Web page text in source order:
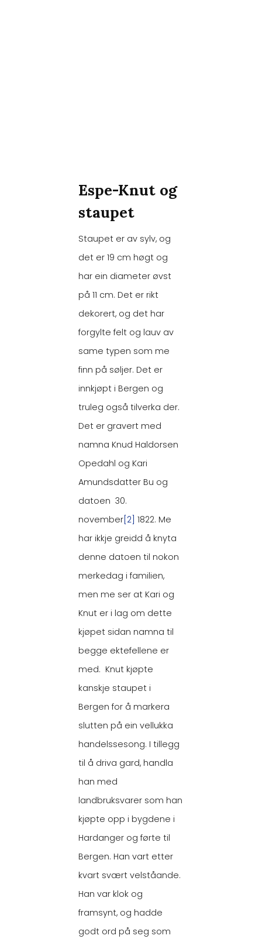
Espe-Knut og
staupet
Staupet er av sylv, og
det er 19 cm høgt og
har ein diameter øvst
på 11 cm. Det er rikt
dekorert, og det har
forgylte felt og lauv av
same typen som me
finn på søljer. Det er
innkjøpt i Bergen og
truleg også tilverka der.
Det er gravert med
namna Knud Haldorsen
Opedahl og Kari
Amundsdatter Bu og
datoen 30.
november[2] 1822. Me
har ikkje greidd å knyta
denne datoen til nokon
merkedag i familien,
men me ser at Kari og
Knut er i lag om dette
kjøpet sidan namna til
begge ektefellene er
med. Knut kjøpte
kanskje staupet i
Bergen for å markera
slutten på ein vellukka
handelssesong. I tillegg
til å driva gard, handla
han med
landbruksvarer som han
kjøpte opp i bygdene i
Hardanger og førte til
Bergen. Han vart etter
kvart svært velståande.
Han var klok og
framsynt, og hadde
godt ord på seg som